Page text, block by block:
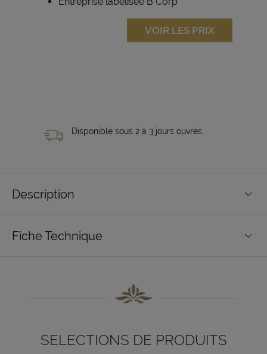
VOIR LES PRIX
Disponible sous 2 à 3 jours ouvrés.
Description
Fiche Technique
SELECTIONS DE PRODUITS